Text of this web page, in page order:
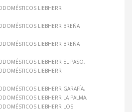
LIEBHERR
LIEBHERR BREÑA
LIEBHERR BREÑA
LIEBHERR EL PASO
LIEBHERR
LIEBHERR GARAFÍA
LIEBHERR LA PALMA
LIEBHERR LOS